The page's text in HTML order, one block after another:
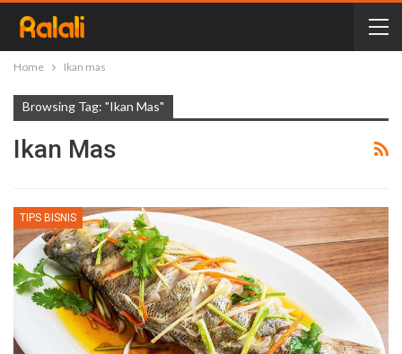
Home Ikan mas
Browsing Tag: "Ikan Mas"
Ikan Mas
TIPS BISNIS